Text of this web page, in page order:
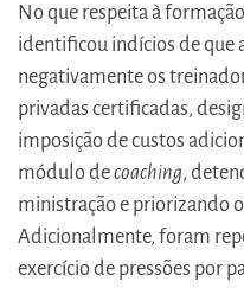
No que respeita à
identificou indícios de que
negativamente os
privadas certificadas,
imposição de custos
módulo decoaching,
ministração e priorizando
Adicionalmente, foram
exercício de pressões por